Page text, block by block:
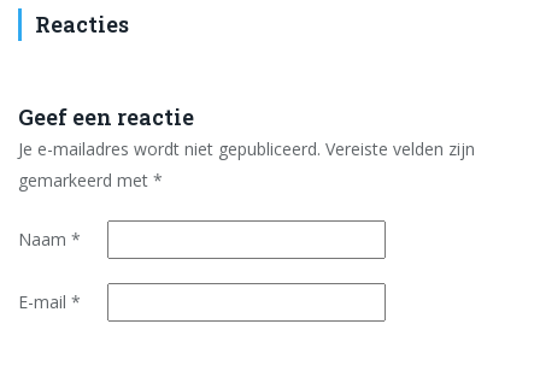
Reacties
Geef een reactie
Je e-mailadres wordt niet gepubliceerd. Vereiste velden zijn
gemarkeerd met *
Naam *
E-mail *